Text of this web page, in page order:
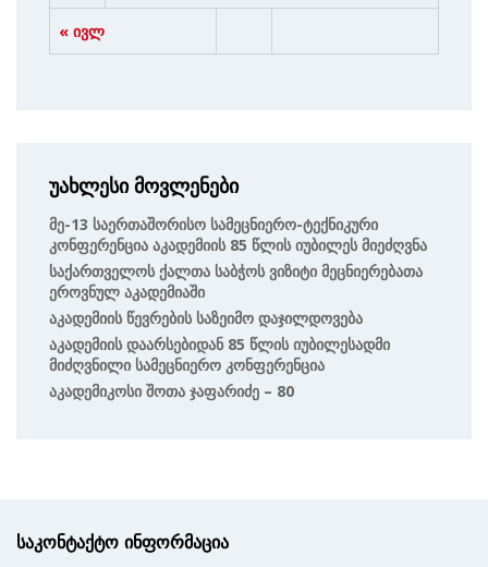
« ივლ
უახლესი მოვლენები
Მე-13 Საერთაშორისო Სამეცნიერო-Ტექნიკური
Კონფერენცია Აკადემიის 85 Წლის Იუბილეს Მიეძღვნა
Საქართველოს Ქალთა Საბჭოს Ვიზიტი Მეცნიერებათა
Ეროვნულ Აკადემიაში
Აკადემიის Წევრების Საზეიმო Დაჯილდოვება
Აკადემიის Დაარსებიდან 85 Წლის Იუბილესადმი
Მიძღვნილი Სამეცნიერო Კონფერენცია
Აკადემიკოსი Შოთა Ჯაფარიძე – 80
საკონტაქტო ინფორმაცია